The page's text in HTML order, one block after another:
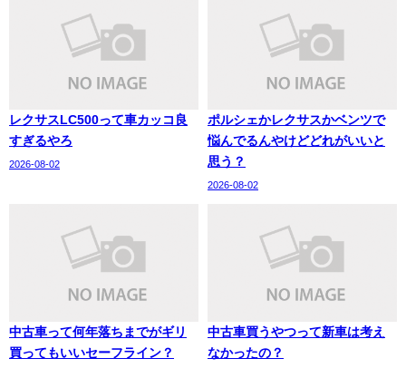
レクサスLC500って車カッコ良
すぎるやろ
2026-08-02
ポルシェかレクサスかベンツで
悩んでるんやけどどれがいいと
思う？
2026-08-02
中古車って何年落ちまでがギリ
買ってもいいセーフライン？
中古車買うやつって新車は考え
なかったの？